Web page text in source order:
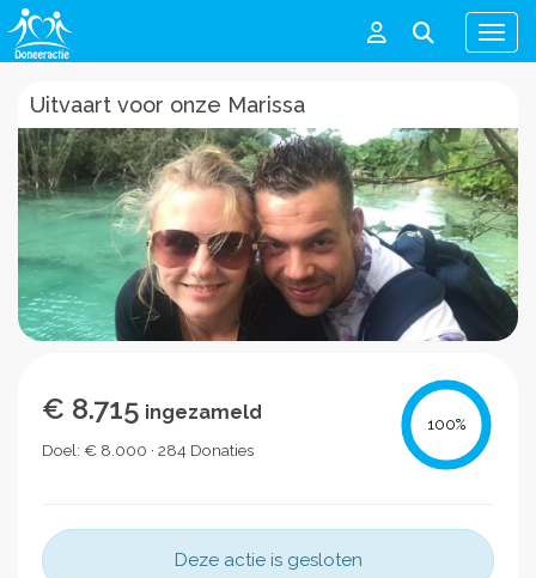
Menu
Uitvaart voor onze Marissa
€ 8.715 ingezameld
Doel: € 8.000 · 284 Donaties
100%
Deze actie is gesloten